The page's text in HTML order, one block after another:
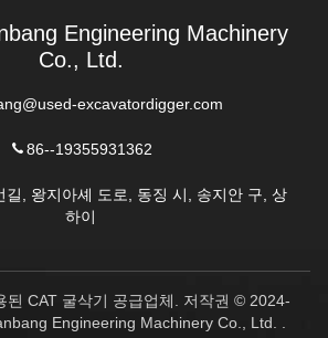
Engineering Machinery
Co., Ltd.
excavatordigger.com
86--19355931362
길, 왕지아셰 도로, 동징 시, 송지안 구, 상
하이
된 CAT 굴삭기 공급업체. 저작권 © 2024-
Engineering Machinery Co., Ltd. .